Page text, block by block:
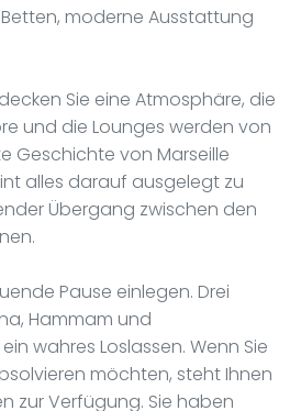
moderne Ausstattung
Sie eine Atmosphäre, die
und die Lounges werden von
Geschichte von Marseille
alles darauf ausgelegt zu
Übergang zwischen den
Pause einlegen. Drei
Hammam und
wahres Loslassen. Wenn Sie
möchten, steht Ihnen
zur Verfügung. Sie haben